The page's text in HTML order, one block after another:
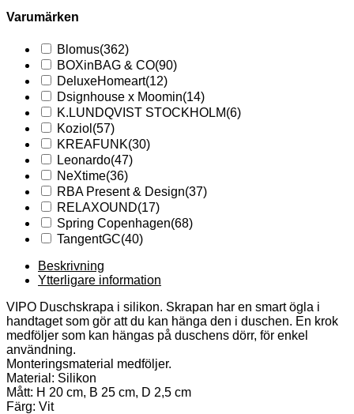
Varumärken
Blomus(362)
BOXinBAG & CO(90)
DeluxeHomeart(12)
Dsignhouse x Moomin(14)
K.LUNDQVIST STOCKHOLM(6)
Koziol (57)
KREAFUNK(30)
Leonardo(47)
NeXtime(36)
RBA Present & Design(37)
RELAXOUND(17)
Spring Copenhagen(68)
TangentGC(40)
Beskrivning
Ytterligare information
VIPO Duschskrapa i silikon. Skrapan har en smart ögla i
handtaget som gör att du kan hänga den i duschen. En krok
medföljer som kan hängas på duschens dörr, för enkel
användning.
Monteringsmaterial medföljer.
Material: Silikon
Mått: H 20 cm, B 25 cm, D 2,5 cm
Färg: Vit